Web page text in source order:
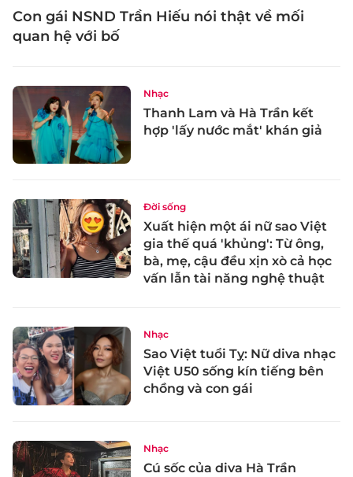
Con gái NSND Trần Hiếu nói thật về mối
quan hệ với bố
Nhạc
Thanh Lam và Hà Trần kết
hợp 'lấy nước mắt' khán giả
Đời sống
Xuất hiện một ái nữ sao Việt
gia thế quá 'khủng': Từ ông,
bà, mẹ, cậu đều xịn xò cả học
vấn lẫn tài năng nghệ thuật
Nhạc
Sao Việt tuổi Tỵ: Nữ diva nhạc
Việt U50 sống kín tiếng bên
chồng và con gái
Nhạc
Cú sốc của diva Hà Trần